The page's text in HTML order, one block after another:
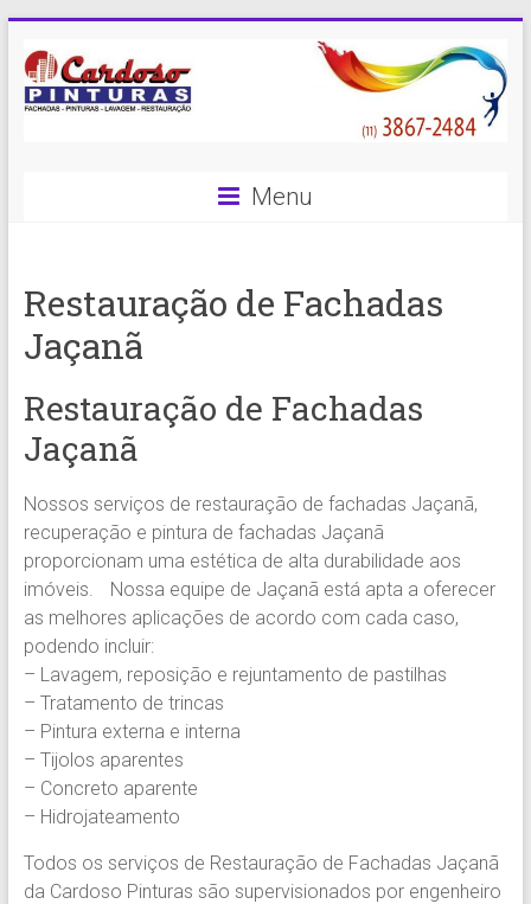
content
Predial
com
qualidade
eficiência
é
com
a
Pinturas.
Experiência
Pintura
Predial
em
prédios
comerciais,
residenciais
condomínios.
Menu
Restauração de Fachadas
Jaçanã
Restauração de Fachadas
Jaçanã
Nossos serviços de restauração de fachadas Jaçanã,
recuperação e pintura de fachadas Jaçanã
proporcionam uma estética de alta durabilidade aos
imóveis. Nossa equipe de Jaçanã está apta a oferecer
as melhores aplicações de acordo com cada caso,
podendo incluir:
– Lavagem, reposição e rejuntamento de pastilhas
– Tratamento de trincas
– Pintura externa e interna
– Tijolos aparentes
– Concreto aparente
– Hidrojateamento
Todos os serviços de Restauração de Fachadas Jaçanã
da Cardoso Pinturas são supervisionados por engenheiro